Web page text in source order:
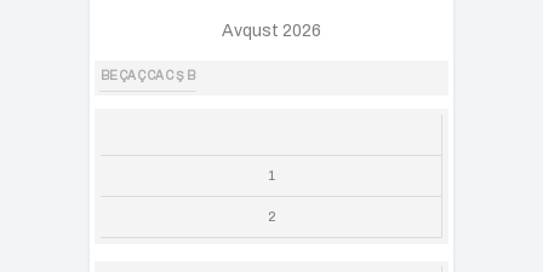
Avqust 2026
BE ÇA Ç CA C Ş B
1
2